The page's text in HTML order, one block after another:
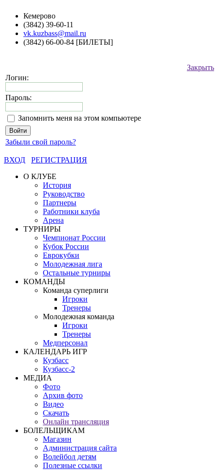
Кемерово
(3842) 39-60-11
vk.kuzbass@mail.ru
(3842) 66-00-84 [БИЛЕТЫ]
Закрыть
Логин:
Пароль:
Запомнить меня на этом компьютере
Забыли свой пароль?
ВХОД
РЕГИСТРАЦИЯ
О КЛУБЕ
История
Руководство
Партнеры
Работники клуба
Арена
ТУРНИРЫ
Чемпионат России
Кубок России
Еврокубки
Молодежная лига
Остальные турниры
КОМАНДЫ
Команда суперлиги
Игроки
Тренеры
Молодежная команда
Игроки
Тренеры
Медперсонал
КАЛЕНДАРЬ ИГР
Кузбасс
Кузбасс-2
МЕДИА
Фото
Архив фото
Видео
Скачать
Онлайн трансляция
БОЛЕЛЬЩИКАМ
Магазин
Администрация сайта
Волейбол детям
Полезные ссылки